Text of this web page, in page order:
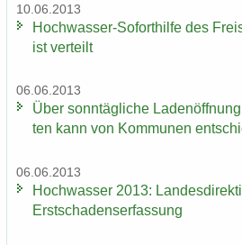
10.06.2013
Hochwasser-​Soforthilfe des
ist ver­teilt
06.06.2013
Über sonn­täg­li­che
ten kann von Kom­mu­nen
06.06.2013
Hoch­was­ser 2013:
Erst­scha­dens­er­fas­sung